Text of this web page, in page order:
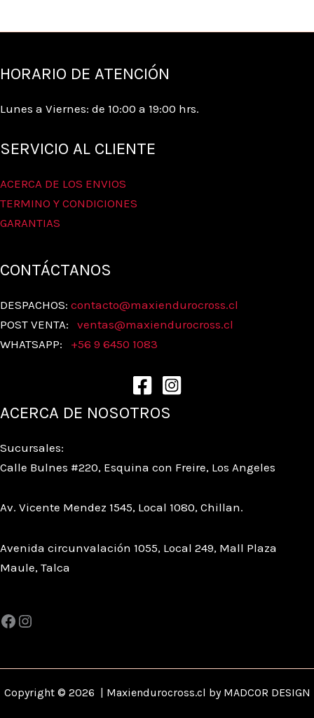
HORARIO DE ATENCIÓN
Lunes a Viernes: de 10:00 a 19:00 hrs.
SERVICIO AL CLIENTE
ACERCA DE LOS ENVIOS
TERMINO Y CONDICIONES
GARANTIAS
CONTÁCTANOS
DESPACHOS: contacto@maxiendurocross.cl
POST VENTA: ventas@maxiendurocross.cl
WHATSAPP: +56 9 6450 1083
ACERCA DE NOSOTROS
Sucursales:
Calle Bulnes #220, Esquina con Freire, Los Angeles
Av. Vicente Mendez 1545, Local 1080, Chillan.
Avenida circunvalación 1055, Local 249, Mall Plaza
Maule, Talca
Copyright © 2026 | Maxiendurocross.cl by MADCOR DESIGN